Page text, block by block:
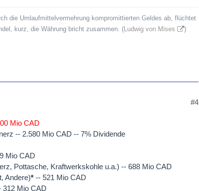
die Umlaufmittelvermehrung kompromittierten Geldes ab, flüchtet
kurz, die Währung bricht zusammen. (Ludwig von Mises )
#4
Mio CAD
-- 2.580 Mio CAD -- 7% Dividende
Mio CAD
Pottasche, Kraftwerkskohle u.a.) -- 688 Mio CAD
Andere)* -- 521 Mio CAD
312 Mio CAD